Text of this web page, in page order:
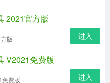
2021官方版
版 进入
V2021免费版
免费版 进入